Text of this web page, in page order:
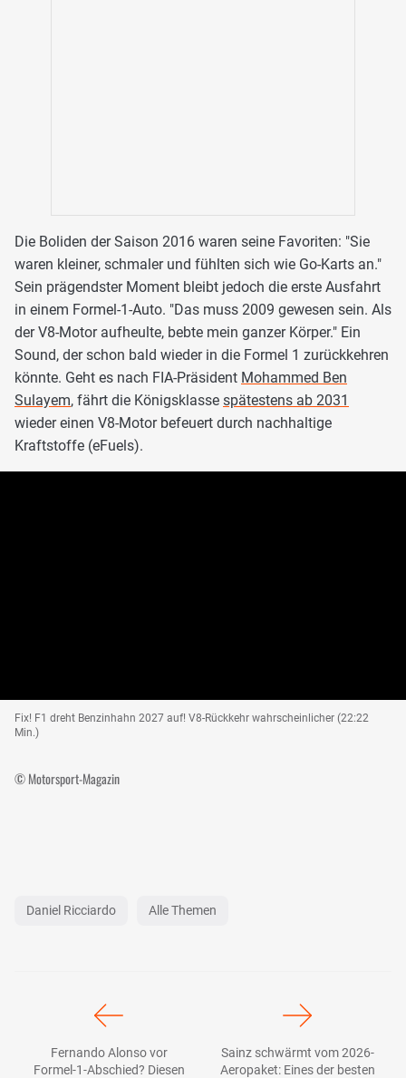
Die Boliden der Saison 2016 waren seine Favoriten: "Sie
waren kleiner, schmaler und fühlten sich wie Go-Karts an."
Sein prägendster Moment bleibt jedoch die erste Ausfahrt
in einem Formel-1-Auto. "Das muss 2009 gewesen sein. Als
der V8-Motor aufheulte, bebte mein ganzer Körper." Ein
Sound, der schon bald wieder in die Formel 1 zurückkehren
könnte. Geht es nach FIA-Präsident Mohammed Ben
Sulayem, fährt die Königsklasse spätestens ab 2031
wieder einen V8-Motor befeuert durch nachhaltige
Kraftstoffe (eFuels).
Fix! F1 dreht Benzinhahn 2027 auf! V8-Rückkehr wahrscheinlicher (22:22
Min.)
© Motorsport-Magazin
Daniel Ricciardo Alle Themen
Fernando Alonso vor
Formel-1-Abschied? Diesen
Sainz schwärmt vom 2026-
Aeropaket: Eines der besten